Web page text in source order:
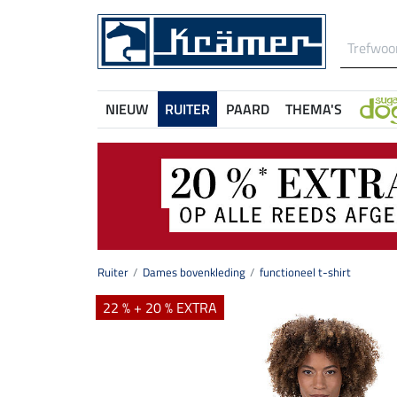
NIEUW RUITER PAARD THEMA'S
Ruiter Dames bovenkleding functioneel t-shirt
22 % + 20 % EXTRA